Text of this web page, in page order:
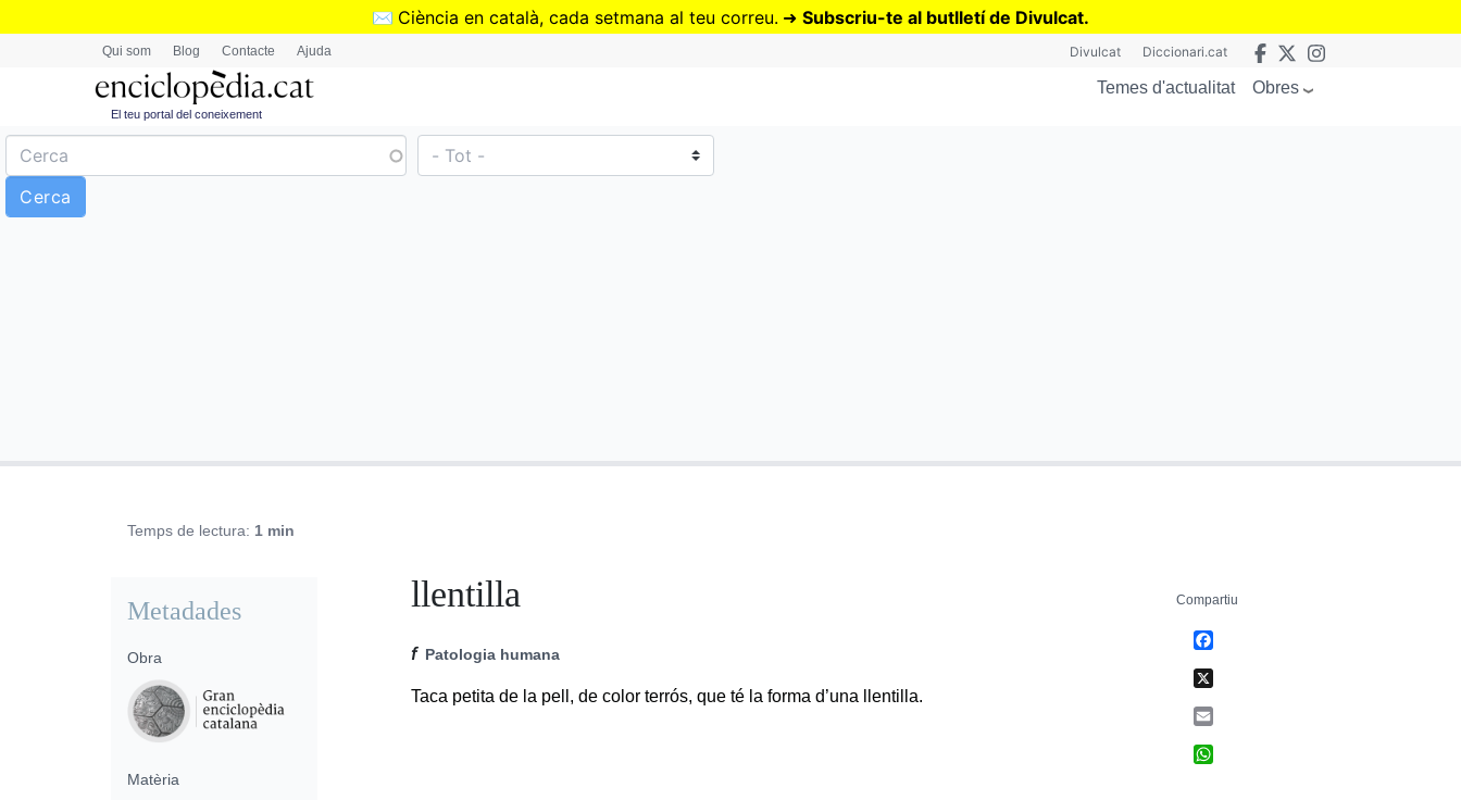
Vés
✉️ Ciència en català, cada setmana al teu correu. ➜ Subscriu-te al butlletí de Divulcat.
Qui som Blog Contacte Ajuda Divulcat Diccionari.cat
El teu portal del coneixement
Temes d'actualitat Obres
Temps de lectura: 1 min
llentilla
f Patologia humana
Taca petita de la pell, de color terrós, que té la forma d’una llentilla.
Metadades
Obra
Matèria
Compartiu